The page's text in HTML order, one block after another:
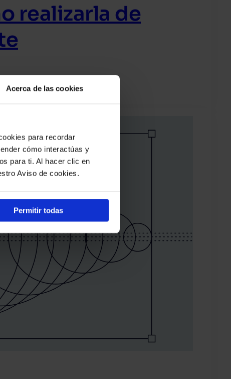
Acerca de las cookies
para recordar
cómo interactúas y
para ti. Al hacer clic en
Aviso de cookies.
Permitir todas
realizarla de